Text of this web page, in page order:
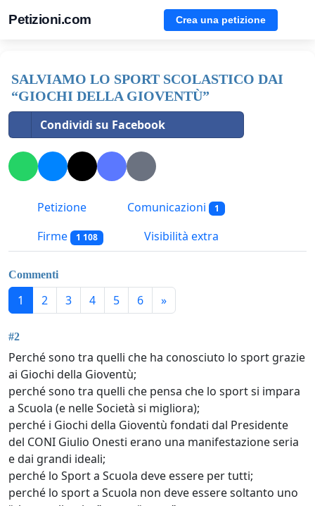
Petizioni.com Crea una petizione
SALVIAMO LO SPORT SCOLASTICO DAI
“GIOCHI DELLA GIOVENTÙ”
Condividi su Facebook
Petizione Comunicazioni 1
Firme 1 108 Visibilità extra
Commenti
1 2 3 4 5 6 »
#2
Perché sono tra quelli che ha conosciuto lo sport grazie
ai Giochi della Gioventù;
perché sono tra quelli che pensa che lo sport si impara
a Scuola (e nelle Società si migliora);
perché i Giochi della Gioventù fondati dal Presidente
del CONI Giulio Onesti erano una manifestazione seria
e dai grandi ideali;
perché lo Sport a Scuola deve essere per tutti;
perché lo sport a Scuola non deve essere soltanto uno